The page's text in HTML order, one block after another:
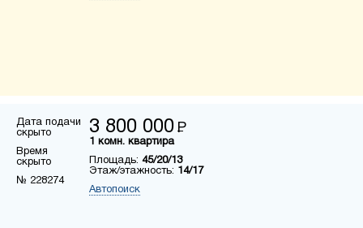
Дата подачи
скрыто
Время
скрыто
№ 228274
3 800 000 Р
1 комн. квартира
Площадь: 45/20/13
Этаж/этажность: 14/17
Автопоиск